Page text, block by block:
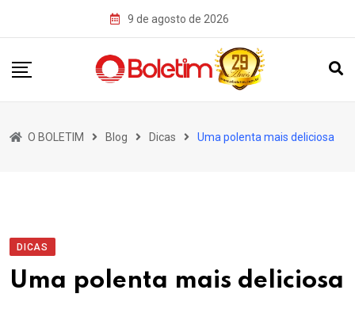
9 de agosto de 2026
O BOLETIM Blog Dicas Uma polenta mais deliciosa
DICAS
Uma polenta mais deliciosa